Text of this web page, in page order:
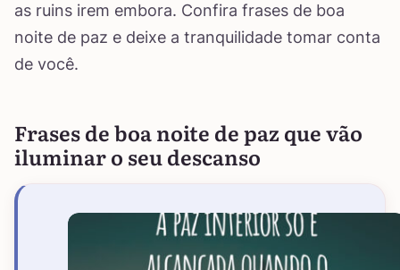
as ruins irem embora. Confira frases de boa
noite de paz e deixe a tranquilidade tomar conta
de você.
Frases de boa noite de paz que vão
iluminar o seu descanso